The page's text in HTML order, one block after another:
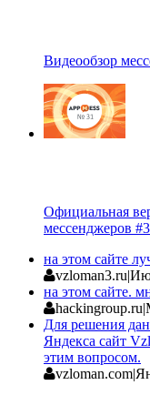
Видеообзор
Официальная
мессенджеров
на этом сайте
vzloman3.ru|
на этом сайте.
hackingroup.ru|
Для решения
Яндекса сайт
этим вопросом.
vzloman.com|